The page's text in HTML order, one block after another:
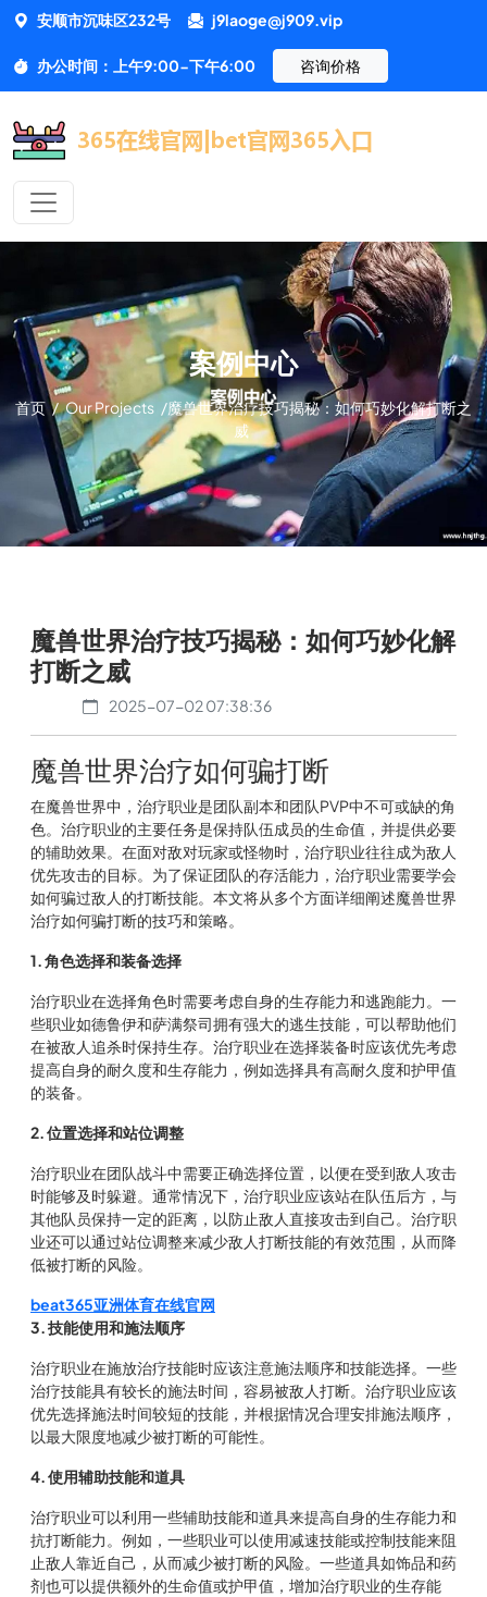
安顺市沉味区232号 j9laoge@j909.vip
办公时间：上午9:00-下午6:00 咨询价格
案例中心
首页 / Our Projects /魔兽世界治疗技巧揭秘：如何巧妙化解打断之
威
魔兽世界治疗技巧揭秘：如何巧妙化解
打断之威
2025-07-02 07:38:36
魔兽世界治疗如何骗打断
在魔兽世界中，治疗职业是团队副本和团队PVP中不可或缺的角
色。治疗职业的主要任务是保持队伍成员的生命值，并提供必要
的辅助效果。在面对敌对玩家或怪物时，治疗职业往往成为敌人
优先攻击的目标。为了保证团队的存活能力，治疗职业需要学会
如何骗过敌人的打断技能。本文将从多个方面详细阐述魔兽世界
治疗如何骗打断的技巧和策略。
1. 角色选择和装备选择
治疗职业在选择角色时需要考虑自身的生存能力和逃跑能力。一
些职业如德鲁伊和萨满祭司拥有强大的逃生技能，可以帮助他们
在被敌人追杀时保持生存。治疗职业在选择装备时应该优先考虑
提高自身的耐久度和生存能力，例如选择具有高耐久度和护甲值
的装备。
2. 位置选择和站位调整
治疗职业在团队战斗中需要正确选择位置，以便在受到敌人攻击
时能够及时躲避。通常情况下，治疗职业应该站在队伍后方，与
其他队员保持一定的距离，以防止敌人直接攻击到自己。治疗职
业还可以通过站位调整来减少敌人打断技能的有效范围，从而降
低被打断的风险。
beat365亚洲体育在线官网
3. 技能使用和施法顺序
治疗职业在施放治疗技能时应该注意施法顺序和技能选择。一些
治疗技能具有较长的施法时间，容易被敌人打断。治疗职业应该
优先选择施法时间较短的技能，并根据情况合理安排施法顺序，
以最大限度地减少被打断的可能性。
4. 使用辅助技能和道具
治疗职业可以利用一些辅助技能和道具来提高自身的生存能力和
抗打断能力。例如，一些职业可以使用减速技能或控制技能来阻
止敌人靠近自己，从而减少被打断的风险。一些道具如饰品和药
剂也可以提供额外的生命值或护甲值，增加治疗职业的生存能